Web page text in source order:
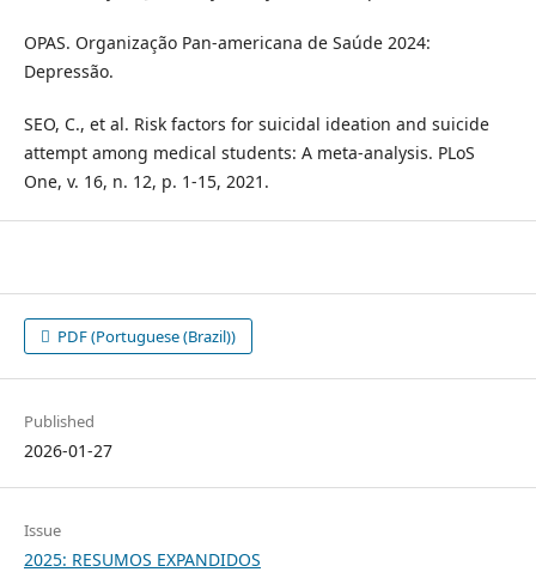
OPAS. Organização Pan-americana de Saúde 2024:
Depressão.
SEO, C., et al. Risk factors for suicidal ideation and suicide
attempt among medical students: A meta-analysis. PLoS
One, v. 16, n. 12, p. 1-15, 2021.
PDF (Portuguese (Brazil))
Published
2026-01-27
Issue
2025: RESUMOS EXPANDIDOS